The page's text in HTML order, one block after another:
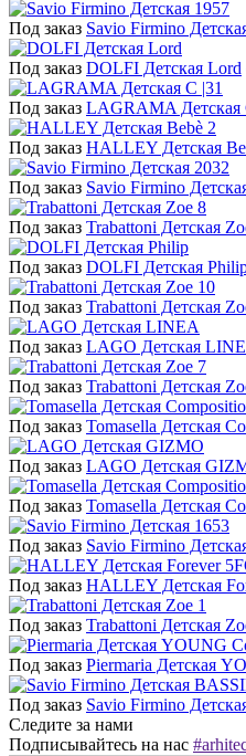
Под заказ Savio Firmino
Под заказ DOLFI Детская Lord
Под заказ LAGRAMA Детская
Под заказ HALLEY Детская
Под заказ Savio Firmino
Под заказ Trabattoni Детская
Под заказ DOLFI Детская
Под заказ Trabattoni Детская
Под заказ LAGO Детская
Под заказ Trabattoni Детская
Под заказ Tomasella Детская
Под заказ LAGO Детская
Под заказ Tomasella Детская
Под заказ Savio Firmino
Под заказ HALLEY Детская
Под заказ Trabattoni Детская
Под заказ Piermaria Детская
Под заказ Savio Firmino
Следите за нами
Подписывайтесь на нас